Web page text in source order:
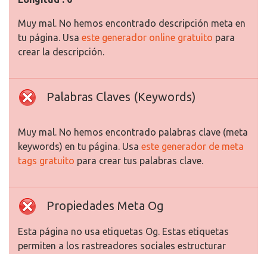
Muy mal. No hemos encontrado descripción meta en
tu página. Usa este generador online gratuito para
crear la descripción.
Palabras Claves (Keywords)
Muy mal. No hemos encontrado palabras clave (meta
keywords) en tu página. Usa este generador de meta
tags gratuito para crear tus palabras clave.
Propiedades Meta Og
Esta página no usa etiquetas Og. Estas etiquetas
permiten a los rastreadores sociales estructurar